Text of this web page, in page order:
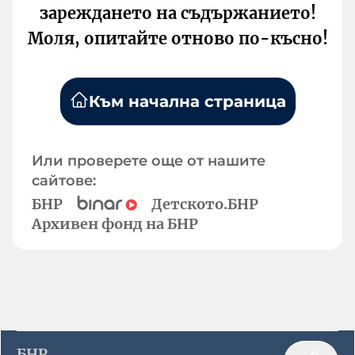
зареждането на съдържанието!
Моля, опитайте отново по-късно!
Към начална страница
Или проверете още от нашите
сайтове:
БНР
Детското.БНР
Архивен фонд на БНР